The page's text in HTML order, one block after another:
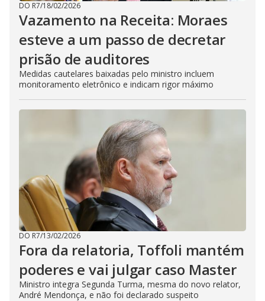
DO R7/18/02/2026
Vazamento na Receita: Moraes
esteve a um passo de decretar
prisão de auditores
Medidas cautelares baixadas pelo ministro incluem
monitoramento eletrônico e indicam rigor máximo
DO R7/13/02/2026
Fora da relatoria, Toffoli mantém
poderes e vai julgar caso Master
Ministro integra Segunda Turma, mesma do novo relator,
André Mendonça, e não foi declarado suspeito